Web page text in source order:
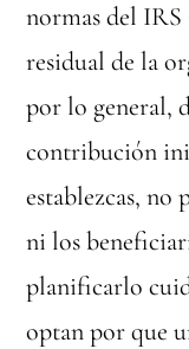
normas del
residual de la
por lo general,
contribución
establezcas,
ni los
planificarlo
optan por que